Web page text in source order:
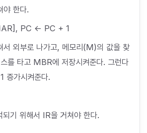
한다.
PC ← PC + 1
외부로 나가고, 메모리(M)의 값을 찾
를 타고 MBR에 저장시켜준다. 그런다
증가시켜준다.
기 위해서 IR을 거쳐야 한다.